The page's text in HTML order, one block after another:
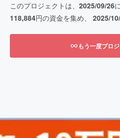
このプロジェクトは、 2025/09/26
118,884円の資金を集め、 2025/
もう一度プロ